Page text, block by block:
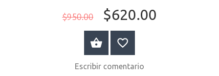
$950.00 $620.00
COMPRAR AHORA
Escribir comentario